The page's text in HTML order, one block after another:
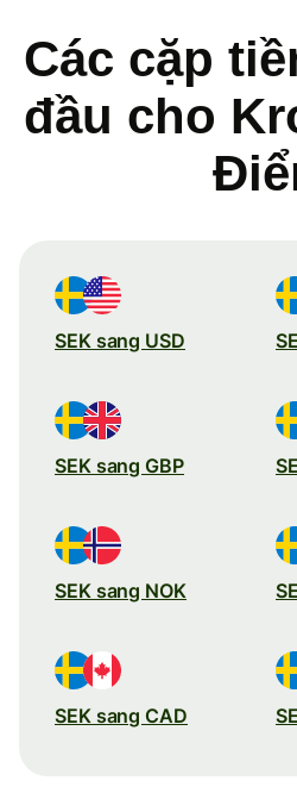
Các cặp
đầu cho
SEK sang USD
SEK sang GBP
SEK sang NOK
SEK sang CAD